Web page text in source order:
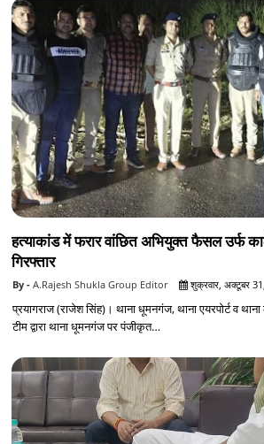
हत्याकांड में फरार वांछित अभियुक्त फैसल उर्फ
गिरफ्तार
A.Rajesh Shukla Group Editor शुक्रवार, अक्टूबर
प्रयागराज (राजेश सिंह)। थाना धूमनगंज, थाना एयरपोर्ट व
टीम द्वारा थाना धूमनगंज पर पंजीकृत…